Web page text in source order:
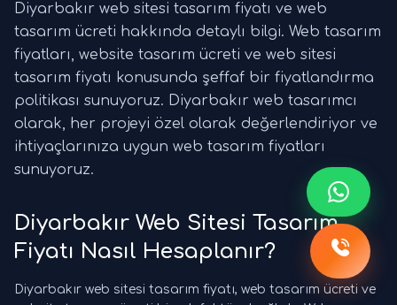
Diyarbakır web sitesi tasarım fiyatı ve web
tasarım ücreti hakkında detaylı bilgi. Web tasarım
fiyatları, website tasarım ücreti ve web sitesi
tasarım fiyatı konusunda şeffaf bir fiyatlandırma
politikası sunuyoruz. Diyarbakır web tasarımcı
olarak, her projeyi özel olarak değerlendiriyor ve
ihtiyaçlarınıza uygun web tasarım fiyatları
sunuyoruz.
Diyarbakır Web Sitesi Tasarım
Fiyatı Nasıl Hesaplanır?
Diyarbakır web sitesi tasarım fiyatı, web tasarım ücreti ve